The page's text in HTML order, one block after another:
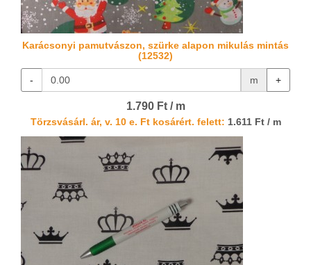
Karácsonyi pamutvászon, szürke alapon mikulás mintás
(12532)
- m +
1.790 Ft / m
Törzsvásárl. ár, v. 10 e. Ft kosárért. felett: 1.611 Ft / m